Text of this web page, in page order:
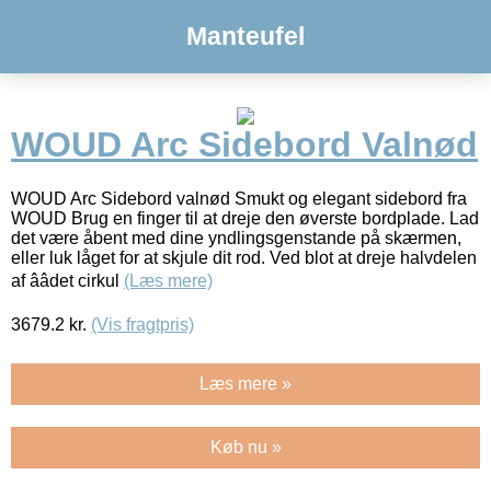
Manteufel
WOUD Arc Sidebord Valnød
WOUD Arc Sidebord valnød Smukt og elegant sidebord fra
WOUD Brug en finger til at dreje den øverste bordplade. Lad
det være åbent med dine yndlingsgenstande på skærmen,
eller luk låget for at skjule dit rod. Ved blot at dreje halvdelen
af ââdet cirkul (Læs mere)
3679.2 kr. (Vis fragtpris)
Læs mere »
Køb nu »